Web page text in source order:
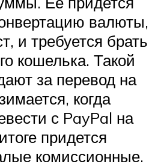
валюты,
и требуется брать
кошелька. Такой
за перевод на
когда
с PayPal на
придется
комиссионные.